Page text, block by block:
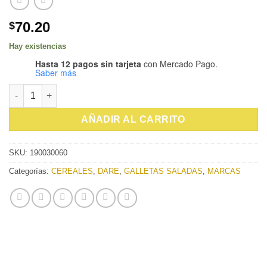
$70.20
Hay existencias
Hasta 12 pagos sin tarjeta con Mercado Pago.
Saber más
GALLETA DARE BRETON CON AJONJOLÍ 200g cantidad
AÑADIR AL CARRITO
SKU: 190030060
Categorías: CEREALES DARE GALLETAS SALADAS MARCAS